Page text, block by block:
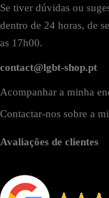
Se tiver dúvidas ou
dentro de 24 horas, de
as 17h00.
contact@lgbt-shop.pt
Acompanhar a minha
Contactar-nos sobre a
Avaliações de clientes